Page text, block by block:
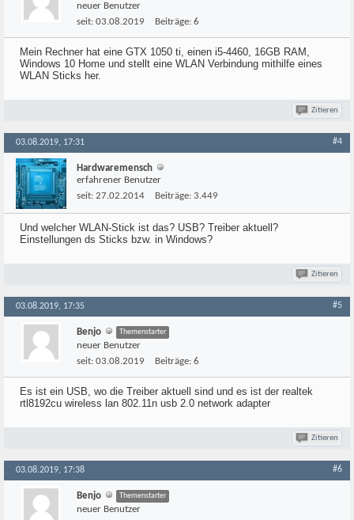
neuer Benutzer
seit: 03.08.2019 Beiträge: 6
Mein Rechner hat eine GTX 1050 ti, einen i5-4460, 16GB RAM,
Windows 10 Home und stellt eine WLAN Verbindung mithilfe eines
WLAN Sticks her.
Zitieren
03.08.2019, 17:31 #4
Hardwaremensch
erfahrener Benutzer
seit: 27.02.2014 Beiträge: 3.449
Und welcher WLAN-Stick ist das? USB? Treiber aktuell?
Einstellungen ds Sticks bzw. in Windows?
Zitieren
03.08.2019, 17:35 #5
Benjo Themenstarter
neuer Benutzer
seit: 03.08.2019 Beiträge: 6
Es ist ein USB, wo die Treiber aktuell sind und es ist der realtek
rtl8192cu wireless lan 802.11n usb 2.0 network adapter
Zitieren
03.08.2019, 17:38 #6
Benjo Themenstarter
neuer Benutzer